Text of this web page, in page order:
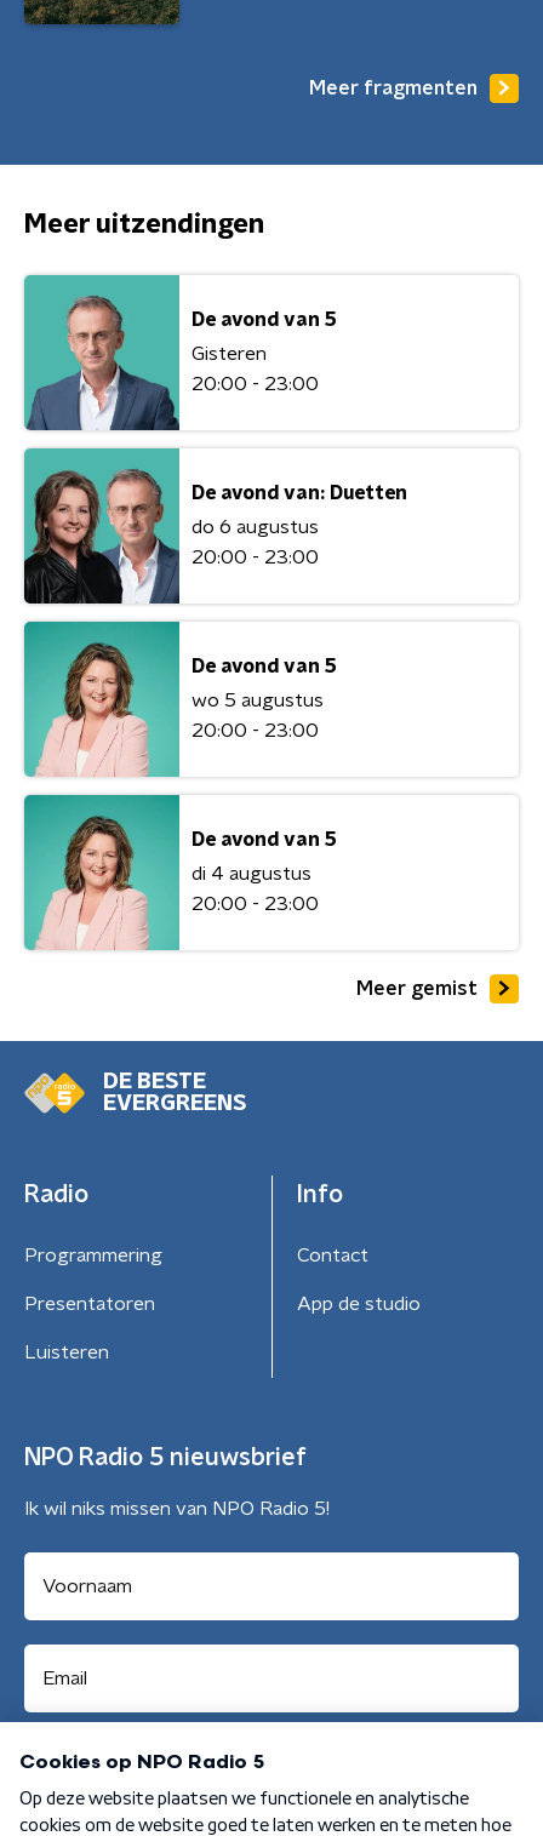
Meer fragmenten
Meer uitzendingen
De avond van 5
Gisteren
20:00 - 23:00
De avond van: Duetten
do 6 augustus
20:00 - 23:00
De avond van 5
wo 5 augustus
20:00 - 23:00
De avond van 5
di 4 augustus
20:00 - 23:00
Meer gemist
DE BESTE
EVERGREENS
Radio
Programmering
Presentatoren
Luisteren
Info
Contact
App de studio
NPO Radio 5 nieuwsbrief
Ik wil niks missen van NPO Radio 5!
Aanmelden